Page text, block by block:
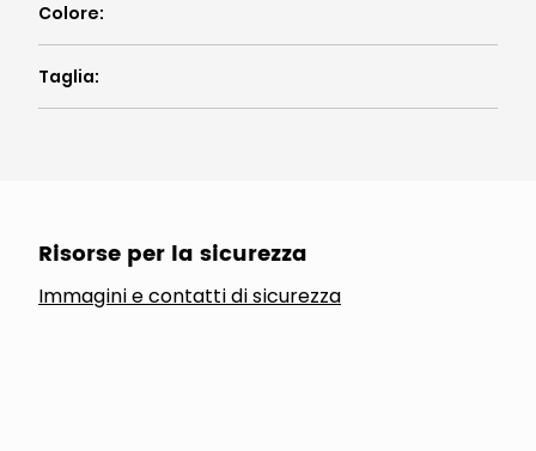
Colore:
Taglia:
Risorse per la sicurezza
Immagini e contatti di sicurezza